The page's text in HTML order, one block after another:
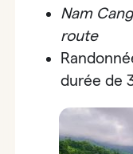
Nam
route
durée de